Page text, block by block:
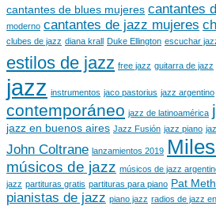
cantantes de blues mujeres cantantes
moderno cantantes de jazz mujeres
clubes de jazz diana krall Duke Ellington escuchar
estilos de jazz free jazz guitarra de jazz
jazz instrumentos jaco pastorius jazz argentino
contemporáneo jazz de latinoamérica
jazz en buenos aires Jazz Fusión jazz piano
John Coltrane lanzamientos 2019
músicos de jazz músicos de jazz
jazz partituras gratis partituras para piano Pat
pianistas de jazz piano jazz radios de jazz